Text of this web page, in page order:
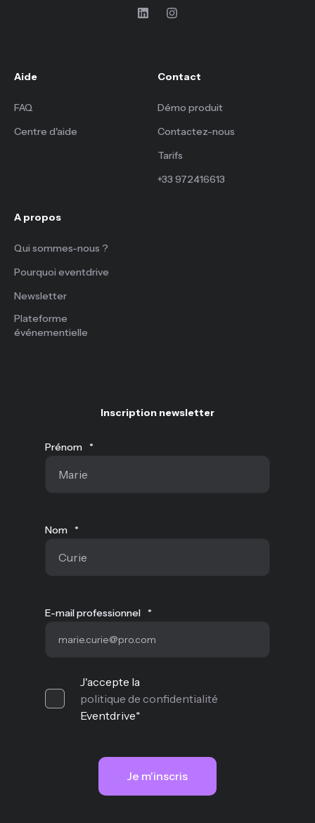
Aide
FAQ
Centre d'aide
Contact
Démo produit
Contactez-nous
Tarifs
+33 972416613
A propos
Qui sommes-nous ?
Pourquoi eventdrive
Newsletter
Plateforme
événementielle
Inscription newsletter
Prénom *
Nom *
E-mail professionnel *
J'accepte la
politique de confidentialité
Eventdrive*